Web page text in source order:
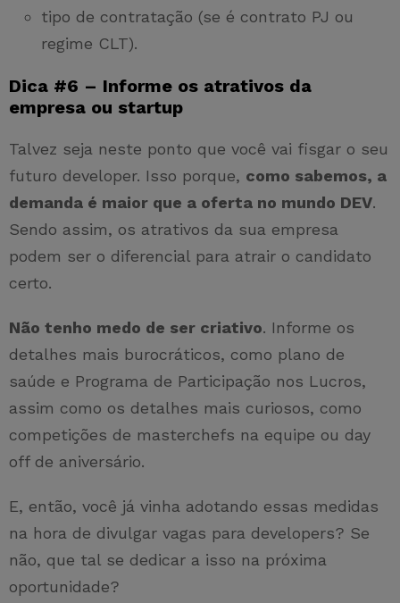
tipo de contratação (se é contrato PJ ou
regime CLT).
Dica #6 – Informe os atrativos da
empresa ou startup
Talvez seja neste ponto que você vai fisgar o seu
futuro developer. Isso porque, como sabemos, a
demanda é maior que a oferta no mundo DEV.
Sendo assim, os atrativos da sua empresa
podem ser o diferencial para atrair o candidato
certo.
Não tenho medo de ser criativo. Informe os
detalhes mais burocráticos, como plano de
saúde e Programa de Participação nos Lucros,
assim como os detalhes mais curiosos, como
competições de masterchefs na equipe ou day
off de aniversário.
E, então, você já vinha adotando essas medidas
na hora de divulgar vagas para developers? Se
não, que tal se dedicar a isso na próxima
oportunidade?